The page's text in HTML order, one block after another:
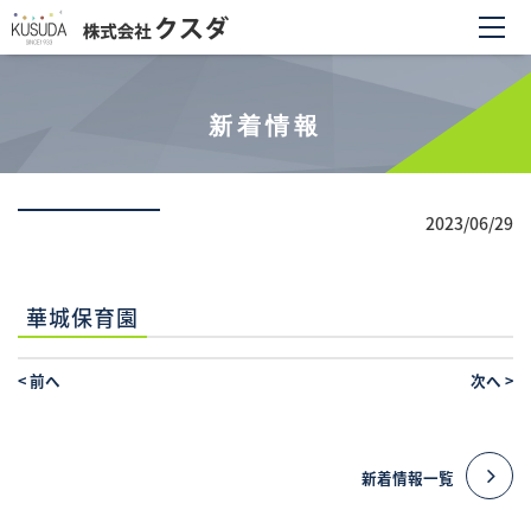
新着情報
2023/06/29
華城保育園
<前へ 次へ >
新着情報一覧